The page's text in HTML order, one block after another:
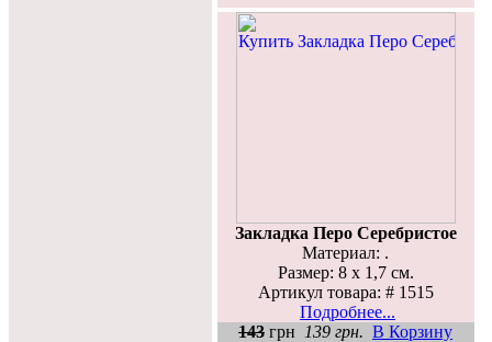
Закладка Перо Серебристое
Материал: .
Размер: 8 х 1,7 см.
Артикул товара: # 1515
Подробнее...
143 грн 139 грн. В Корзину